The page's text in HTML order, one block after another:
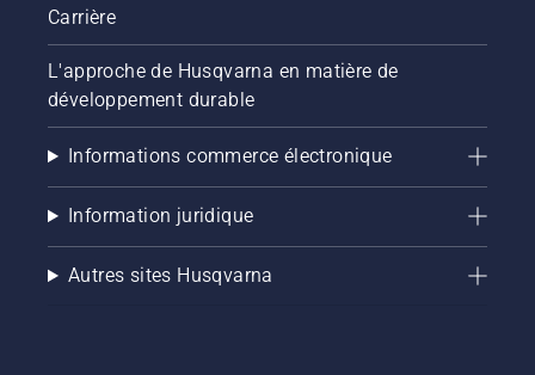
Carrière
L'approche de Husqvarna en matière de
développement durable
Informations commerce électronique
Information juridique
Autres sites Husqvarna